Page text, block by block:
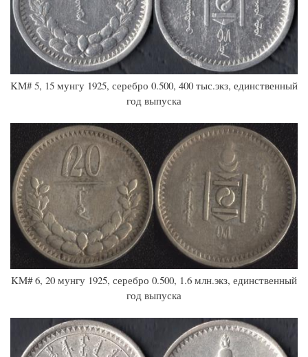
KM# 5, 15 мунгу 1925, серебро 0.500, 400 тыс.экз, единственный
год выпуска
KM# 6, 20 мунгу 1925, серебро 0.500, 1.6 млн.экз, единственный
год выпуска